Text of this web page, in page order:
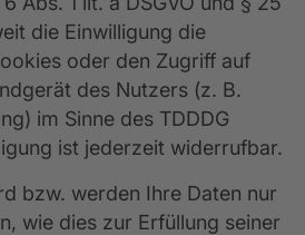
die Einwilligung die
oder den Zugriff auf
des Nutzers (z. B.
im Sinne des TDDDG
ist jederzeit widerrufbar.
bzw. werden Ihre Daten nur
wie dies zur Erfüllung seiner